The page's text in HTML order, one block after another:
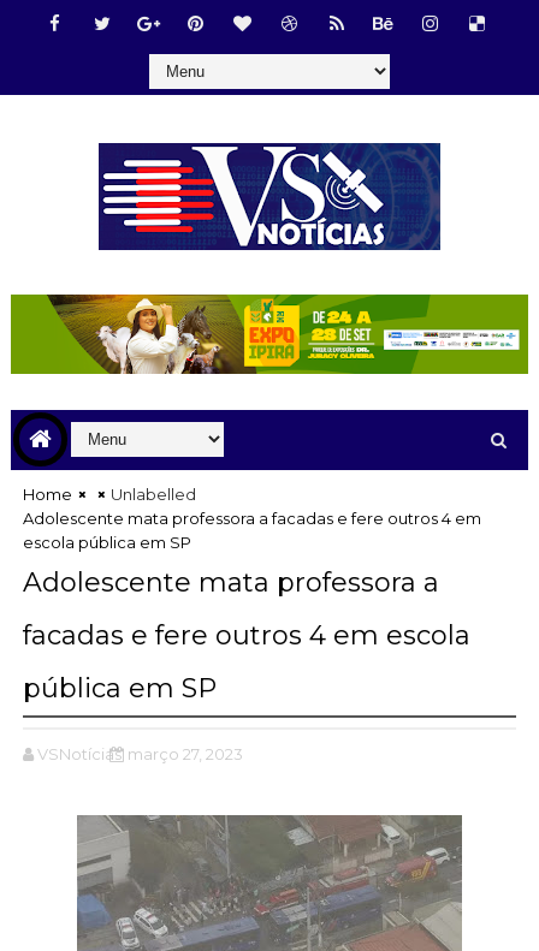
Home
Unlabelled
Adolescente mata professora a facadas e fere outros 4 em
escola pública em SP
Adolescente mata professora a
facadas e fere outros 4 em escola
pública em SP
VSNotícias março 27, 2023